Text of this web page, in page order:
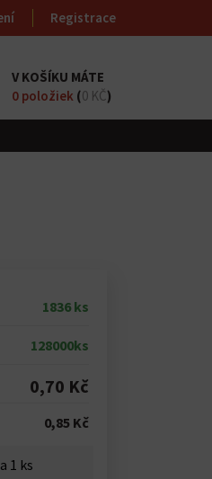
Registrace
V KOŠÍKU MÁTE
0 položiek (0 KČ)
1836 ks
128000ks
0,70 Kč
0,85 Kč
1 ks